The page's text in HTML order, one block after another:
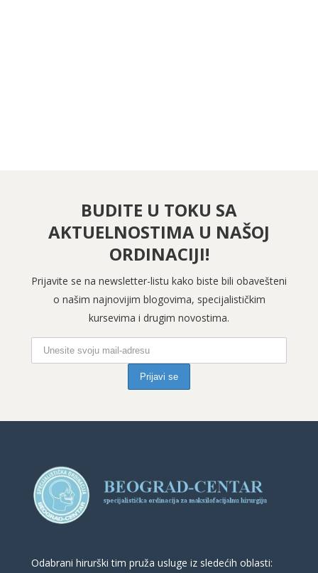
BUDITE U TOKU SA
AKTUELNOSTIMA U NAŠOJ
ORDINACIJI!
Prijavite se na newsletter-listu kako biste bili obavešteni
o našim najnovijim blogovima, specijalističkim
kursevima i drugim novostima.
Odabrani hirurški tim pruža usluge iz sledećih oblasti: